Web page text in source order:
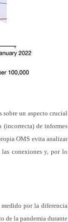
un aspecto crucial
(incorrecta) de informes
OMS evita analizar
las conexiones y, por lo
por la diferencia
de la pandemia durante